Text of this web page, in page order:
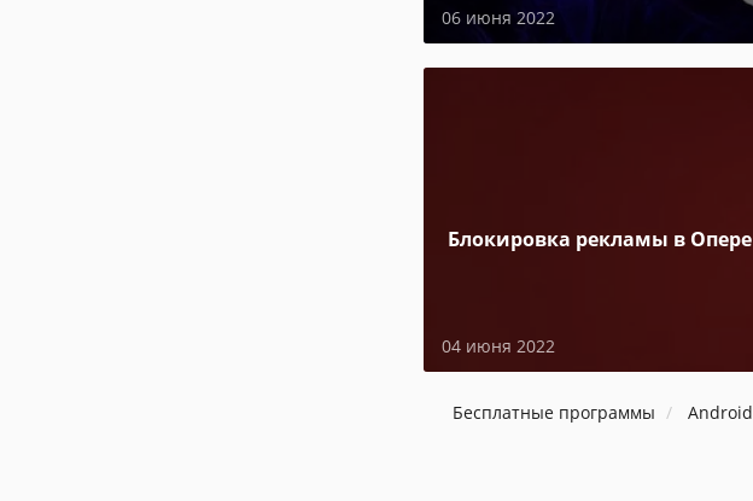
06 июня 2022
Блокировка рекламы в Опере
04 июня 2022
Бесплатные программы Android